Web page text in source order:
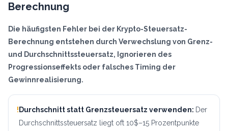
Berechnung
Die häufigsten Fehler bei der Krypto-Steuersatz-
Berechnung entstehen durch Verwechslung von Grenz-
und Durchschnittssteuersatz, Ignorieren des
Progressionseffekts oder falsches Timing der
Gewinnrealisierung.
! Durchschnitt statt Grenzsteuersatz verwenden: Der
Durchschnittssteuersatz liegt oft 10$–15 Prozentpunkte